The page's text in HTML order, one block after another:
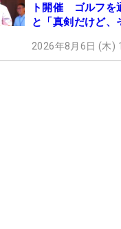
ト開催 ゴルフを
と「真剣だけど、
2026年8月6日 (木)